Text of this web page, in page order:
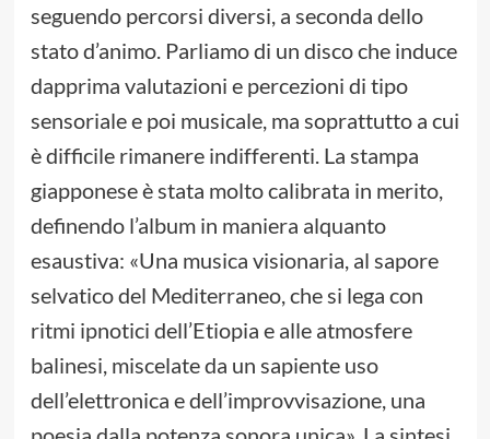
seguendo percorsi diversi, a seconda dello
stato d’animo. Parliamo di un disco che induce
dapprima valutazioni e percezioni di tipo
sensoriale e poi musicale, ma soprattutto a cui
è difficile rimanere indifferenti. La stampa
giapponese è stata molto calibrata in merito,
definendo l’album in maniera alquanto
esaustiva: «Una musica visionaria, al sapore
selvatico del Mediterraneo, che si lega con
ritmi ipnotici dell’Etiopia e alle atmosfere
balinesi, miscelate da un sapiente uso
dell’elettronica e dell’improvvisazione, una